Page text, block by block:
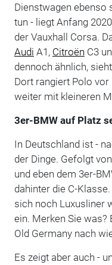
Dienstwagen ebenso
tun - liegt Anfang
der Vauxhall Corsa.
Audi A1, Citroën C3
dennoch ähnlich,
Dort rangiert Polo
weiter mit kleineren
3er-BMW auf Platz
In Deutschland ist -
der Dinge. Gefolgt
und eben dem 3er-
dahinter die C-
sich noch Luxusliner
ein. Merken Sie
Old Germany nach
Es zeigt aber auch -